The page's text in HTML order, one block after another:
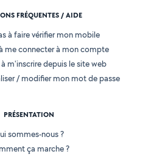
FRÉQUENTES / AIDE
à faire vérifier mon mobile
me connecter à mon compte
à m'inscrire depuis le site web
/ modifier mon mot de passe
PRÉSENTATION
sommes-nous ?
ça marche ?